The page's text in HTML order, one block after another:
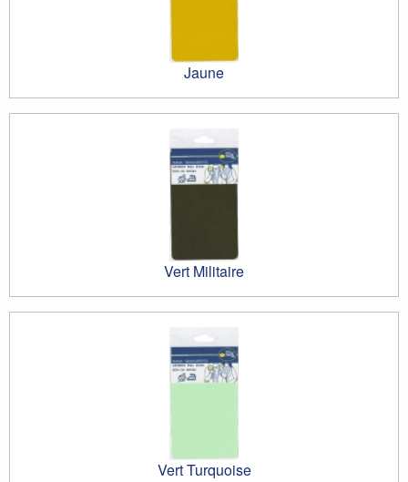
Jaune
Vert Militaire
Vert Turquoise